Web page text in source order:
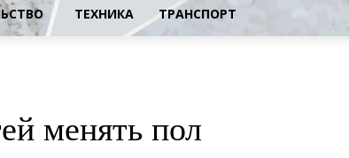
ТЕХНИКА ТРАНСПОРТ
менять пол